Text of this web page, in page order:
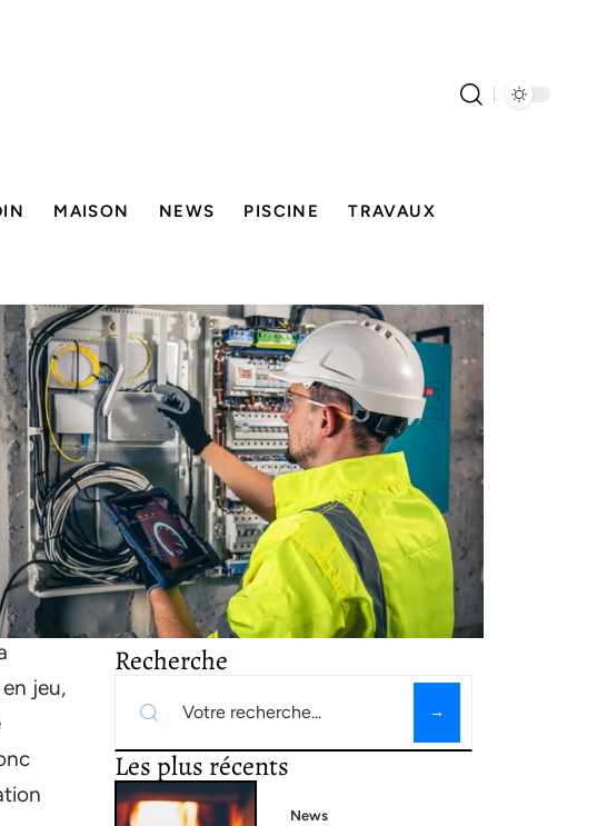
MAISON NEWS PISCINE TRAVAUX
jeu,
Recherche
Les plus récents
News